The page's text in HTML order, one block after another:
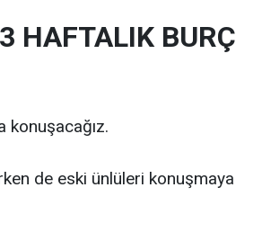
HAFTALIK BURÇ
konuşacağız.
de eski ünlüleri konuşmaya